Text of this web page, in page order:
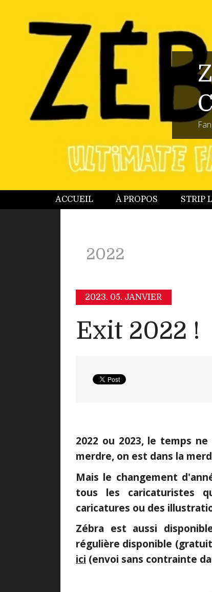
ACCUEIL À PROPOS STRIP
2022
2023. 05. JANVIER
Exit 2022 !
2022 ou 2023, le temps
merdre, on est dans la
Mais le changement
tous les caricaturistes
caricatures ou des
Zébra est aussi
régulière disponible
ici (envoi sans contrainte